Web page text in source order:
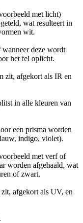
met licht)
wat resulteert in
wit.
deze wordt
het fel oplicht.
zit, afgekort als IR en
in alle kleuren van
een prisma worden
indigo, violet).
met verf of
worden afgehaald, wat
of zwart.
afgekort als UV, en